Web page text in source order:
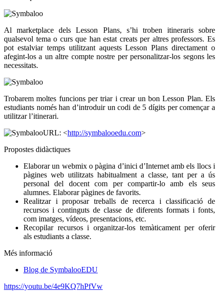
Al marketplace dels Lesson Plans, s’hi troben itineraris sobre
qualsevol tema o curs que han estat creats per altres professors. Es
pot estalviar temps utilitzant aquests Lesson Plans directament o
afegint-los a un altre compte nostre per personalitzar-los segons les
necessitats.
Trobarem moltes funcions per triar i crear un bon Lesson Plan. Els
estudiants només han d’introduir un codi de 5 dígits per començar a
utilitzar l’itinerari.
URL: <http://symbalooedu.com>
Propostes didàctiques
Elaborar un webmix o pàgina d’inici d’Internet amb els llocs i
pàgines web utilitzats habitualment a classe, tant per a ús
personal del docent com per compartir-lo amb els seus
alumnes. Elaborar pàgines de favorits.
Realitzar i proposar treballs de recerca i classificació de
recursos i continguts de classe de diferents formats i fonts,
com imatges, vídeos, presentacions, etc.
Recopilar recursos i organitzar-los temàticament per oferir
als estudiants a classe.
Més informació
Blog de SymbalooEDU
https://youtu.be/4e9KQ7hPfVw